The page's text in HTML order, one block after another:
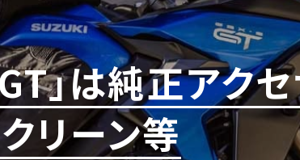
」は純正アク
リーン等